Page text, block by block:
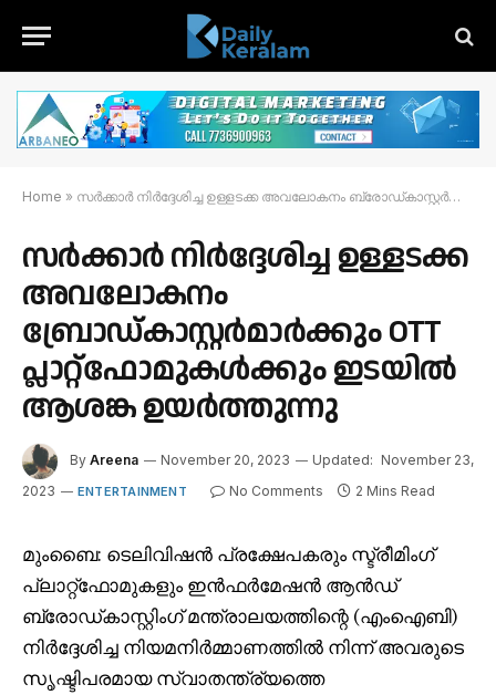
Home » സർക്കാർ നിർദ്ദേശിച്ച ഉള്ളടക്ക അവലോകനം ബ്രോഡ്കാസ്റ്റർമാർക്കും OTT പ്ലാറ്റ്ഫോമുകൾക്കും ഇടയിൽ ആശങ്ക ഉയർത്തുന്നു
സർക്കാർ നിർദ്ദേശിച്ച ഉള്ളടക്ക
അവലോകനം
ബ്രോഡ്കാസ്റ്റർമാർക്കും OTT
പ്ലാറ്റ്ഫോമുകൾക്കും ഇടയിൽ
ആശങ്ക ഉയർത്തുന്നു
By Areena November 20, 2023 Updated: November 23,
2023
ENTERTAINMENT No Comments 2 Mins Read
മുംബൈ: ടെലിവിഷൻ പ്രക്ഷേപകരും സ്ട്രീമിംഗ്
പ്ലാറ്റ്‌ഫോമുകളും ഇൻഫർമേഷൻ ആൻഡ്
ബ്രോഡ്‌കാസ്റ്റിംഗ് മന്ത്രാലയത്തിന്റെ (എംഐബി)
നിർദ്ദേശിച്ച നിയമനിർമ്മാണത്തിൽ നിന്ന് അവരുടെ
സൃഷ്ടിപരമായ സ്വാതന്ത്ര്യത്തെ